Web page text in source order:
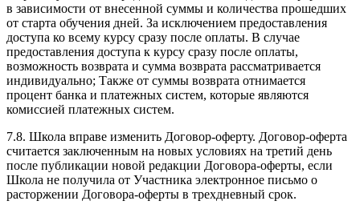
в зависимости от внесенной суммы и количества прошедших
от старта обучения дней. За исключением предоставления
доступа ко всему курсу сразу после оплаты. В случае
предоставления доступа к курсу сразу после оплаты,
возможность возврата и сумма возврата рассматривается
индивидуально; Также от суммы возврата отнимается
процент банка и платежных систем, которые являются
комиссией платежных систем.
7.8. Школа вправе изменить Договор-оферту. Договор-оферта
считается заключенным на новых условиях на третий день
после публикации новой редакции Договора-оферты, если
Школа не получила от Участника электронное письмо о
расторжении Договора-оферты в трехдневный срок.